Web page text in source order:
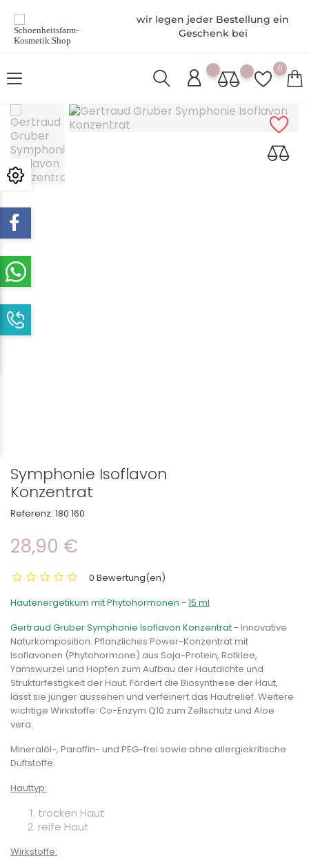
wir legen jeder Bestellung ein
Geschenk bei
0
Symphonie Isoflavon
Konzentrat
Referenz: 180 160
28,90 €
0 Bewertung(en)
Hautenergetikum mit Phytohormonen - 15 ml
Gertraud Gruber Symphonie Isoflavon Konzentrat- Innovative
Naturkomposition. Pflanzliches Power-Konzentrat mit
Isoflavonen (Phytohormone) aus Soja-Protein, Rotklee,
Yamswurzel und Hopfen zum Aufbau der Hautdichte und
Strukturfestigkeit der Haut. Fördert die Biosynthese der Haut,
lässt sie jünger aussehen und verfeinert das Hautrelief. Weitere
wichtige Wirkstoffe: Co-Enzym Q10 zum Zellschutz und Aloe
vera.
Mineralöl-, Paraffin- und PEG-frei sowie ohne allergiekritische
Duftstoffe.
Hauttyp:
trocken Haut
reife Haut
Wirkstoffe: